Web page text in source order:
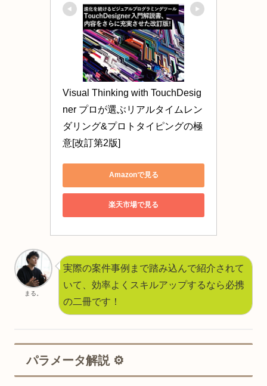
Visual Thinking with TouchDesig
ner プロが選ぶリアルタイムレン
ダリング&プロトタイピングの極
意[改訂第2版]
Amazonで見る
楽天市場で見る
まる。
実際の案件事例まで踏み込んで紹介されて
いて、効率よくスキルアップするなら必携
の二冊です！
パラメータ解説 ⚙️